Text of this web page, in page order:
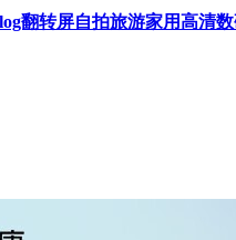
翻转屏自拍旅游家用高清